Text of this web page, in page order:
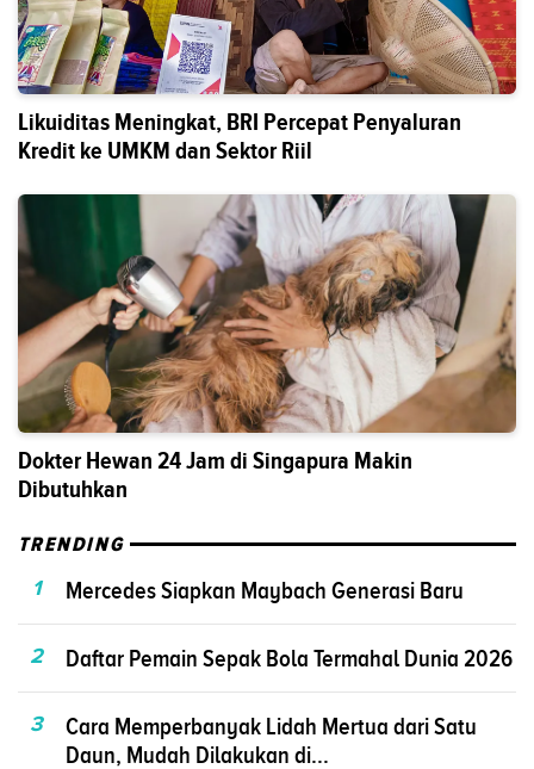
Likuiditas Meningkat, BRI Percepat Penyaluran
Kredit ke UMKM dan Sektor Riil
Dokter Hewan 24 Jam di Singapura Makin
Dibutuhkan
TRENDING
1
Mercedes Siapkan Maybach Generasi Baru
2 Daftar Pemain Sepak Bola Termahal Dunia 2026
3
Cara Memperbanyak Lidah Mertua dari Satu
Daun, Mudah Dilakukan di...